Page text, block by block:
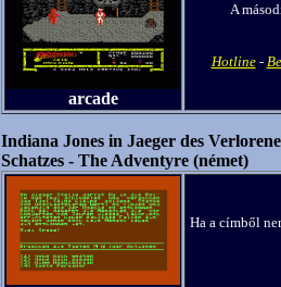
arcade
A
Hotline-
Indiana Jones in Jaeger des
Schatzes - The Adventyre (német)
Ha a címből